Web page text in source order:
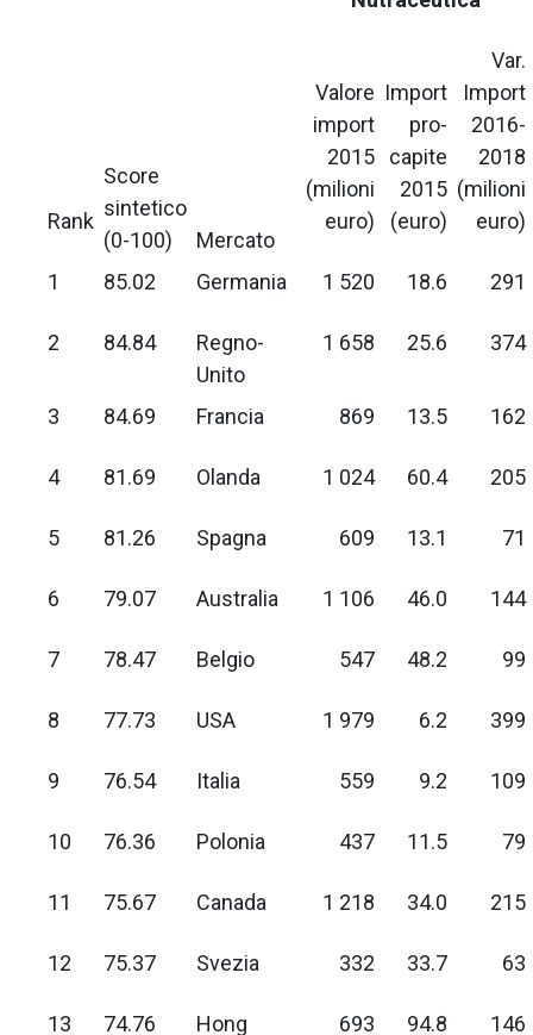
Rank
Score
sintetico
(0-100)
Mercato
Valore
import
2015
(milioni
euro)
Import
pro-
capite
2015
(euro)
Var.
Import
2016-
2018
(milioni
euro)
1 85.02 Germania 1 520 18.6 291
2 84.84
Regno-
Unito
1 658 25.6 374
3 84.69 Francia 869 13.5 162
4 81.69 Olanda 1 024 60.4 205
5 81.26 Spagna 609 13.1 71
6 79.07 Australia 1 106 46.0 144
7 78.47 Belgio 547 48.2 99
8 77.73 USA 1 979 6.2 399
9 76.54 Italia 559 9.2 109
10 76.36 Polonia 437 11.5 79
11 75.67 Canada 1 218 34.0 215
12 75.37 Svezia 332 33.7 63
13 74.76
Hong
693 94.8 146